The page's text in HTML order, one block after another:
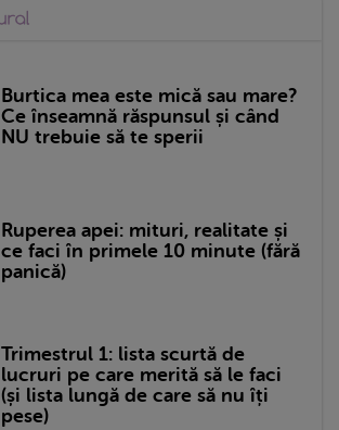
Burtica mea este mică sau mare?
Ce înseamnă răspunsul și când
NU trebuie să te sperii
Ruperea apei: mituri, realitate și
ce faci în primele 10 minute (fără
panică)
Trimestrul 1: lista scurtă de
lucruri pe care merită să le faci
(și lista lungă de care să nu îți
pese)